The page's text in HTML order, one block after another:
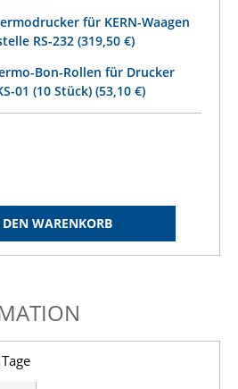
für KERN-Waagen
RS-232 (319,50 €)
Bon-Rollen für Drucker
01 (10 Stück) (53,10 €)
WARENKORB